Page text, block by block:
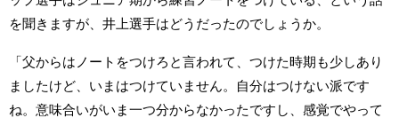
を聞きますが、井上選手はどうだったのでしょうか。
「父からはノートをつけろと言われて、つけた時期も少しあり
ましたけど、いまはつけていません。自分はつけない派です
ね。意味合いがいま一つ分からなかったですし、感覚でやって